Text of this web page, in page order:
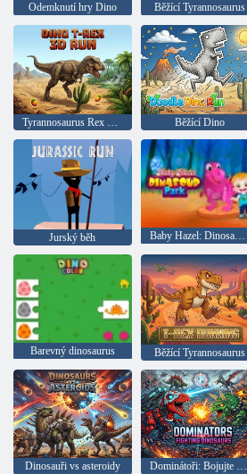
Odemknutí hry Dino Běžící Tyrannosaurus
Tyrannosaurus Rex běží 3D Běžící Dino
Jurský běh Baby Hazel: Dinosaur Park
Barevný dinosaurus Běžící Tyrannosaurus
Dinosauři vs asteroidy Dominátoři: Bojujte s dinosaury